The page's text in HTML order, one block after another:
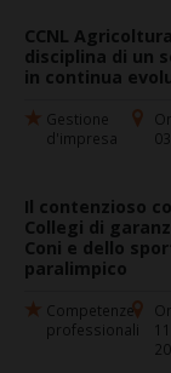
CCNL
disciplina di un
in continua
Gestione
d'impresa
Il contenzioso
Collegi di
Coni e dello
paralimpico
Competenze
professionali